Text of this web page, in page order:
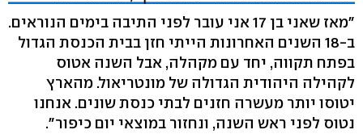
"מאז שאני בן 17 אני עובר לפני התיבה בימים הנוראים.
ב-18 השנים האחרונות הייתי חזן בבית הכנסת הגדול
בפתח תקווה, יחד עם מקהלה, אבל השנה אטוס
לקהילה היהודית הגדולה של מונטריאול. מהארץ
יטוסו יותר מעשרה חזנים לבתי כנסת שונים. אנחנו
נטוס לפני ראש השנה, ונחזור במוצאי יום כיפור".